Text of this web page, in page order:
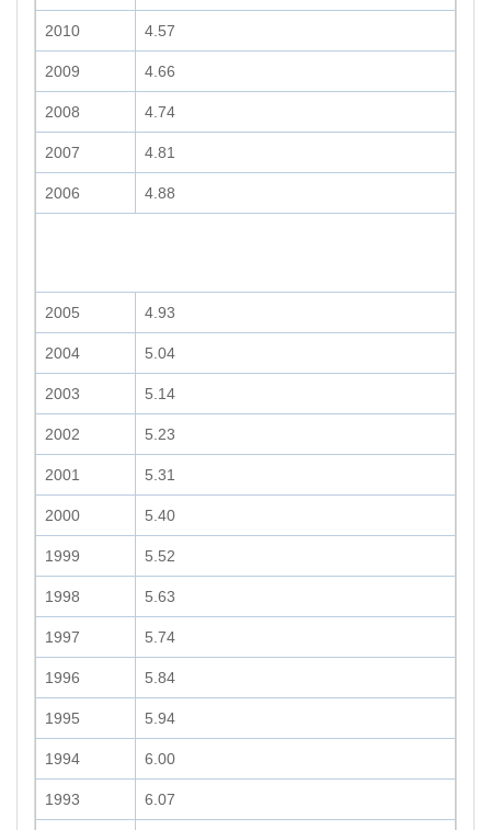
2010 4.57
2009 4.66
2008 4.74
2007 4.81
2006 4.88
2005 4.93
2004 5.04
2003 5.14
2002 5.23
2001 5.31
2000 5.40
1999 5.52
1998 5.63
1997 5.74
1996 5.84
1995 5.94
1994 6.00
1993 6.07